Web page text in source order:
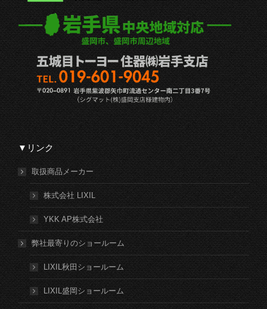
▼リンク
取扱商品メーカー
株式会社 LIXIL
YKK AP株式会社
弊社最寄りのショールーム
LIXIL秋田ショールーム
LIXIL盛岡ショールーム